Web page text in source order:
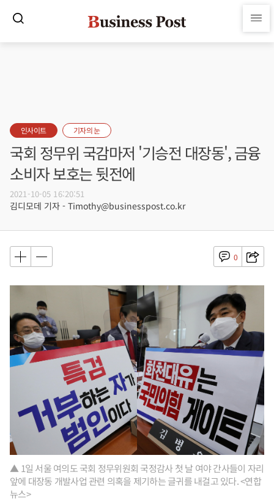
인사이트 기자의 눈
국회 정무위 국감마저 '기승전 대장동', 금융
소비자 보호는 뒷전에
2021-10-05 16:20:51
김디모데 기자 - Timothy@businesspost.co.kr
0
▲ 1일 서울 여의도 국회 정무위원회 국정감사 첫 날 여야 간사들이 자리
앞에 대장동 개발사업 관련 의혹을 제기하는 글귀를 내걸고 있다. <연합
뉴스>